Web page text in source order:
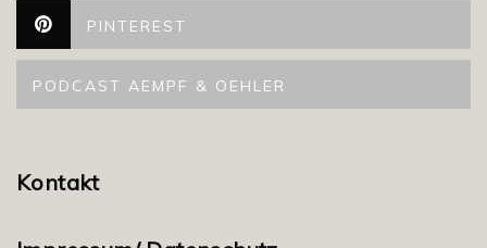
PINTEREST
PODCAST AEMPF & OEHLER
Kontakt